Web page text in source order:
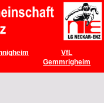
VfL
Gemmrigheim